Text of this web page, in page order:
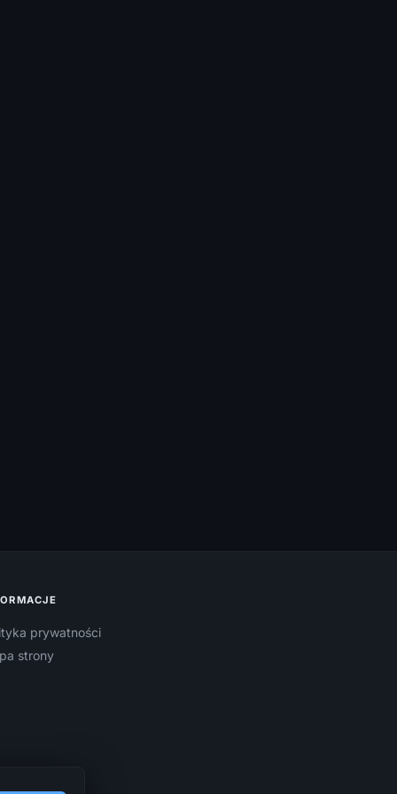
prywatności
strony